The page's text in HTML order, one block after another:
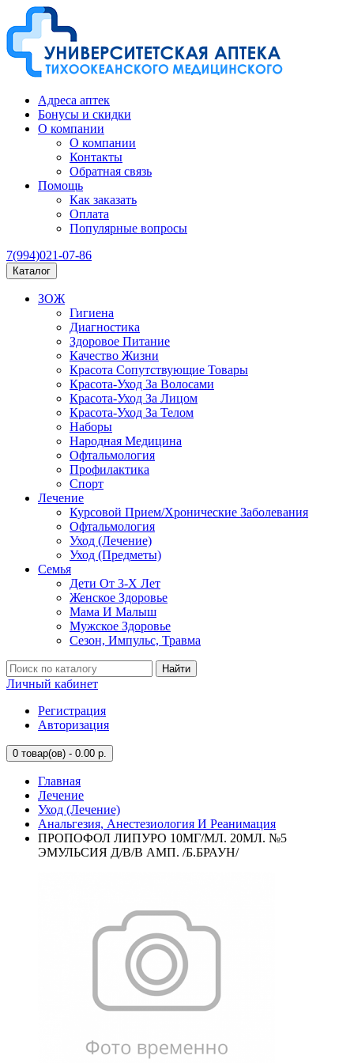
Адреса аптек
Бонусы и скидки
О компании
О компании
Контакты
Обратная связь
Помощь
Как заказать
Оплата
Популярные вопросы
7(994)021-07-86
Каталог
ЗОЖ
Гигиена
Диагностика
Здоровое Питание
Качество Жизни
Красота Сопутствующие Товары
Красота-Уход За Волосами
Красота-Уход За Лицом
Красота-Уход За Телом
Наборы
Народная Медицина
Офтальмология
Профилактика
Спорт
Лечение
Курсовой Прием/Хронические Заболевания
Офтальмология
Уход (Лечение)
Уход (Предметы)
Семья
Дети От 3-Х Лет
Женское Здоровье
Мама И Малыш
Мужское Здоровье
Сезон, Импульс, Травма
Найти
Личный кабинет
Регистрация
Авторизация
0 товар(ов) - 0.00 р.
Главная
Лечение
Уход (Лечение)
Анальгезия, Анестезиология И Реанимация
ПРОПОФОЛ ЛИПУРО 10МГ/МЛ. 20МЛ. №5
ЭМУЛЬСИЯ Д/В/В АМП. /Б.БРАУН/